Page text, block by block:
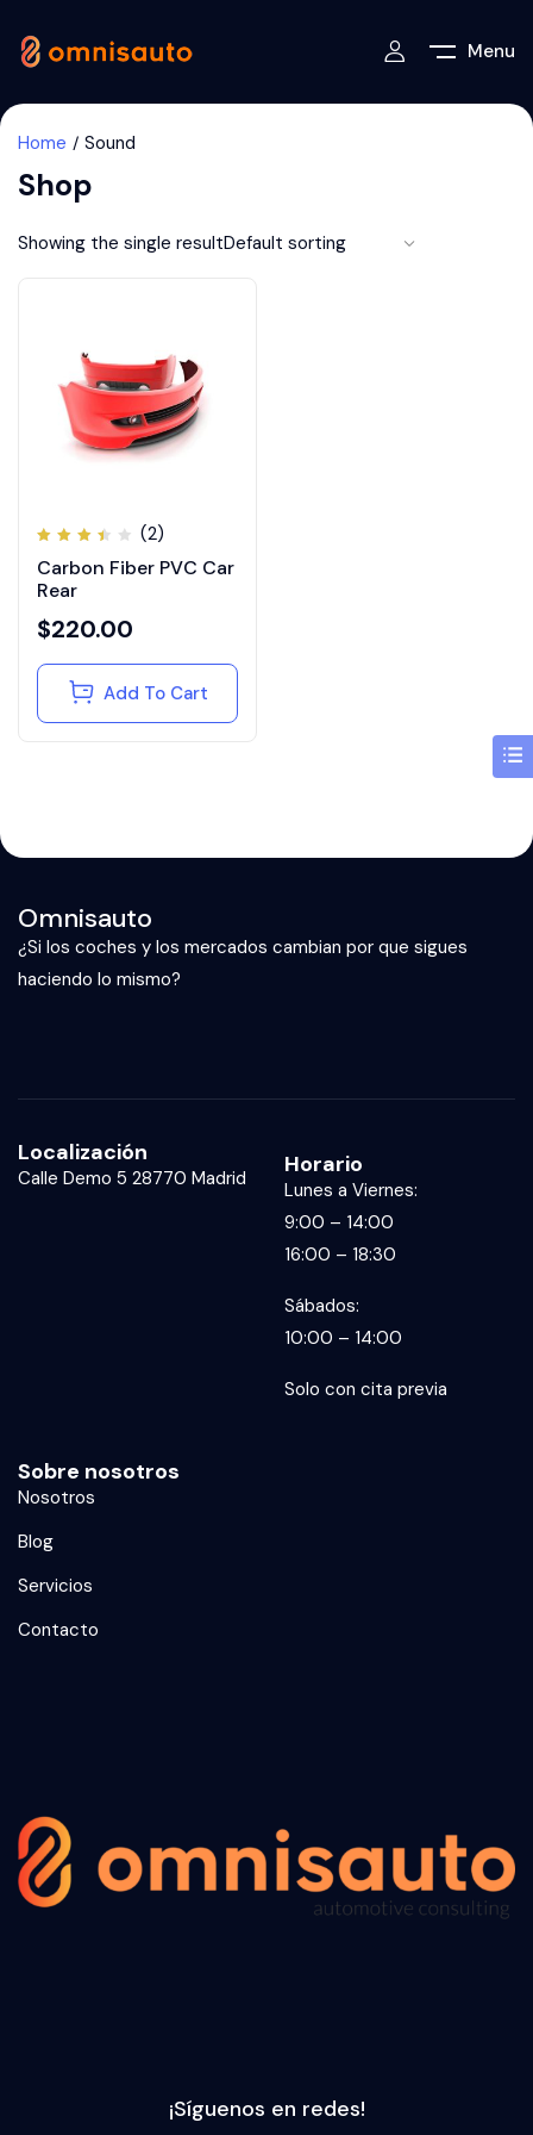
Menu
Home Sound
Shop
Showing the single result
3.50
of 5
(2)
Carbon Fiber PVC Car
Rear
$220.00
Add To Cart
Omnisauto
¿Si los coches y los mercados cambian por que sigues
haciendo lo mismo?
Localización
Calle Demo 5 28770 Madrid Horario
Lunes a Viernes:
9:00 – 14:00
16:00 – 18:30
Sábados:
10:00 – 14:00
Solo con cita previa
Sobre nosotros
Nosotros
Blog
Servicios
Contacto
¡Síguenos en redes!